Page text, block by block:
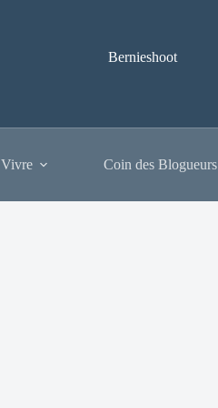
Bernieshoot
Coin des Blogueurs